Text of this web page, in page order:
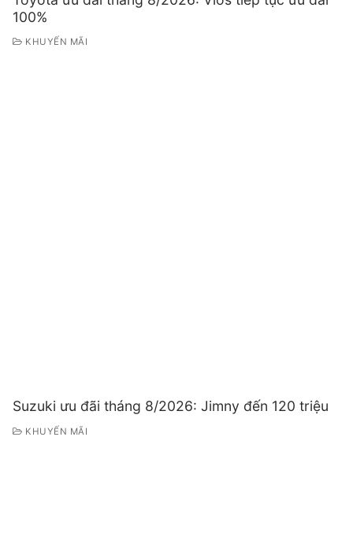
100%
KHUYẾN MÃI
Suzuki ưu đãi tháng 8/2026: Jimny đến 120 triệu
KHUYẾN MÃI